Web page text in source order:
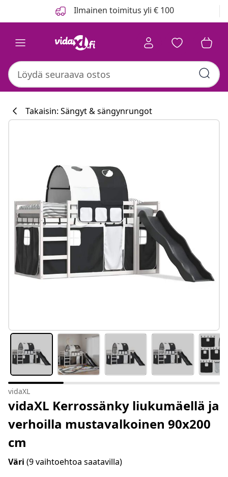
Ilmainen toimitus yli € 100
#sharemevidaxl
Takaisin: Sängyt & sängynrungot
vidaXL
vidaXL Kerrossänky liukumäellä ja
verhoilla mustavalkoinen 90x200
cm
Väri (9 vaihtoehtoa saatavilla)